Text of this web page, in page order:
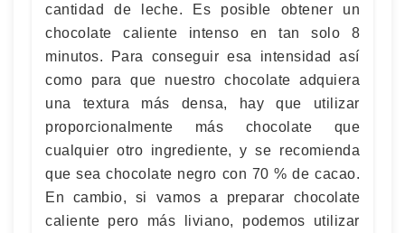
cantidad de leche. Es posible obtener un
chocolate caliente intenso en tan solo 8
minutos. Para conseguir esa intensidad así
como para que nuestro chocolate adquiera
una textura más densa, hay que utilizar
proporcionalmente más chocolate que
cualquier otro ingrediente, y se recomienda
que sea chocolate negro con 70 % de cacao.
En cambio, si vamos a preparar chocolate
caliente pero más liviano, podemos utilizar